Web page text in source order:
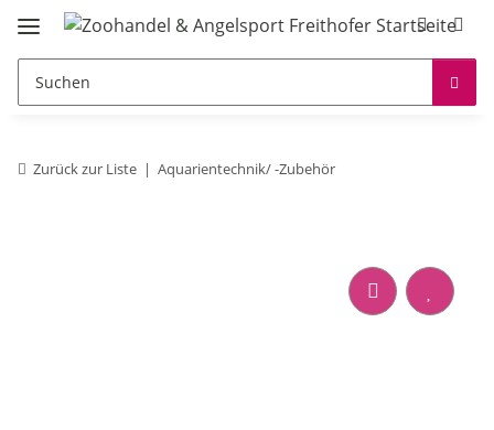
Zurück zur Liste Aquarientechnik/ -Zubehör